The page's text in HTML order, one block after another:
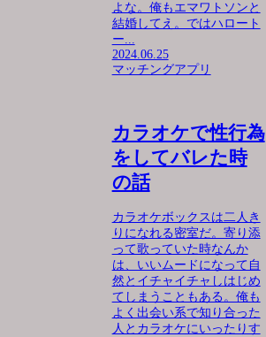
よな。俺もエマワトソンと
結婚してえ。ではハロート
ー...
2024.06.25
マッチングアプリ
カラオケで性行為
をしてバレた時
の話
カラオケボックスは二人き
りになれる密室だ。寄り添
って歌っていた時なんか
は、いいムードになって自
然とイチャイチャしはじめ
てしまうこともある。俺も
よく出会い系で知り合った
人とカラオケにいったりす